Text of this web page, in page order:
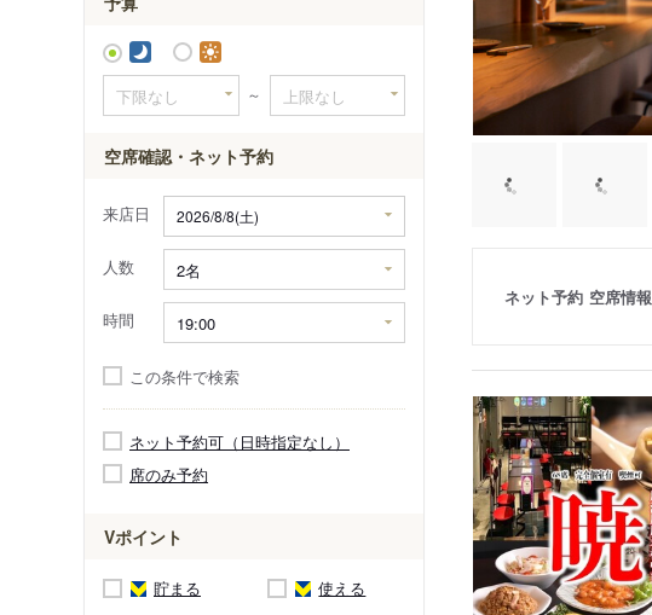
～
空席確認・ネット予約
来店日
人数
時間
この条件で検索
ネット予約可（日時指定なし）
席のみ予約
Vポイント
貯まる 使える
ネット予約 空席情報